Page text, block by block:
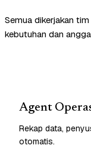
Semua dikerjakan
kebutuhan dan
Agent
Rekap data,
otomatis.